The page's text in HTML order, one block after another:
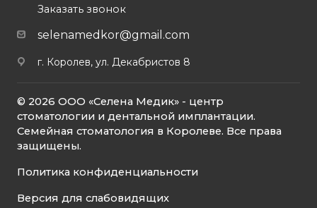
Заказать звонок
selenamedkor@gmail.com
г. Королев, ул. Декабристов 8
© 2026 ООО «Селена Медик» - центр
стоматологии и дентальной имплантации.
Семейная стоматология в Королеве. Все права
защищены.
Политика конфиденциальности
Версия для слабовидящих